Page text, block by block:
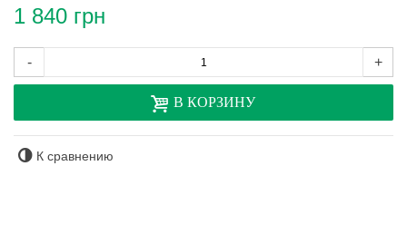
1 840 грн
- +
В КОРЗИНУ
К сравнению